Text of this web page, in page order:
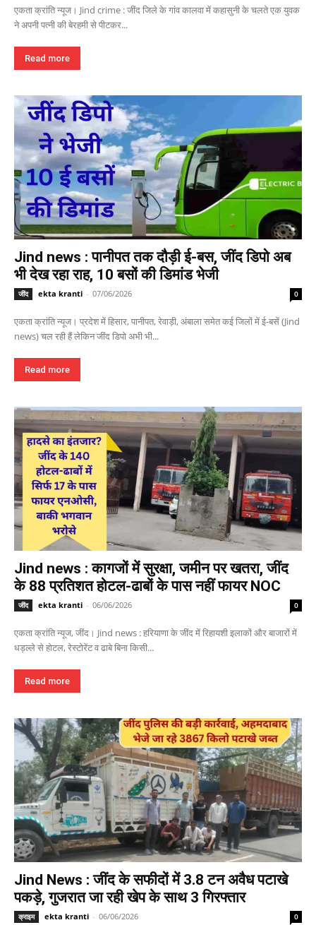
एकता क्रांति न्यूज। Jind crime : जींद जिले के गांव कालवा में कहासुनी के चलते एक युवक
ने अपनी पत्नी की बेरहमी से पीटकर...
Read more
Jind news : पानीपत तक दौड़ी ई-बस, जींद डिपो अब
भी देख रहा राह, 10 बसों की डिमांड भेजी
जींद ekta kranti - 07/06/2026 0
एकता क्रांति न्यूज। प्रदेश में हिसार, पानीपत, रेवाड़ी, अंबाला समेत कई जिलों में ई-बसें (Jind
news) चल रही हैं लेकिन जींद डिपो अभी भी...
Read more
Jind news : कागजों में सुरक्षा, जमीन पर खतरा, जींद
के 88 प्रतिशत होटल-ढाबों के पास नहीं फायर NOC
जींद ekta kranti - 06/06/2026 0
एकता क्रांति न्यूज, जींद। Jind news : हरियाणा के जींद में रिहायशी इलाकों और बाजारों में
धड़ल्ले से होटल, रेस्टोरेंट व ढाबे बिना किसी...
Read more
Jind News : जींद के सफीदों में 3.8 टन अवैध पटाखे
पकड़े, गुजरात जा रही खेप के साथ 3 गिरफ्तार
क्राइम ekta kranti - 06/06/2026 0